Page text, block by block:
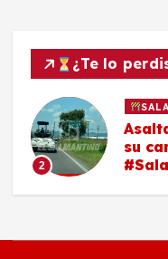
¿Te lo
2
su